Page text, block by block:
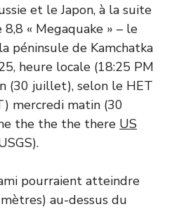
et le Japon, à la suite
« Megaquake » – le
péninsule de Kamchatka
heure locale (18:25 PM
(30 juillet), selon le HET
mercredi matin (30
the the the there US
pourraient atteindre
au-dessus du